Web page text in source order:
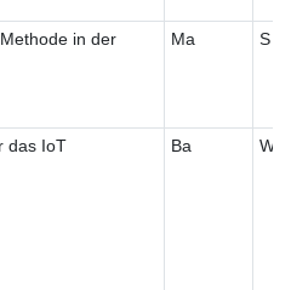
in der
Ma S
das IoT Ba W